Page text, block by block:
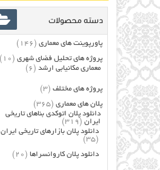
دسته محصولات
پاورپوینت های معماری (146)
پروژه های تحلیل فضای شهری (10)
معماری مکانیابی ارشد (6)
پروژه های مختلف (3)
پلان های معماری (365)
دانلود پلان اتوکدی بناهای تاریخی
ایران (319)
دانلود پلان بازارهای تاریخی ایران
(35)
دانلود پلان کاروانسراها (20)